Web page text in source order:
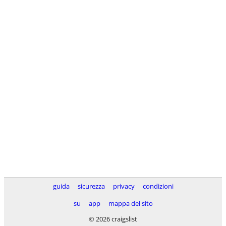
guida sicurezza privacy
condizioni
su
app
mappa del sito
© 2026 craigslist